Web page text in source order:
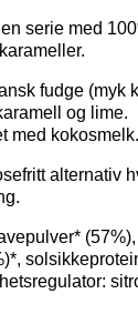
serie med
fudge (myk
og lime.
med kokosmelk.
alternativ